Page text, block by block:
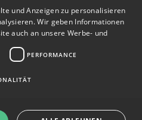
und Anzeigen zu personalisieren
Wir geben Informationen
auch an unsere Werbe- und
ihnen bereitgestellt haben oder
PERFORMANCE